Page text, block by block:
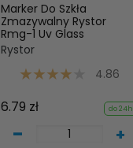
Marker Do Szkła
Zmazywalny Rystor
Rmg-1 Uv Glass
Rystor
4.86
6.79 zł do 24h
- +